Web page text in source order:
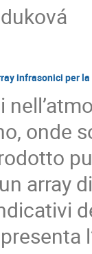
infrasonici per
onde
array